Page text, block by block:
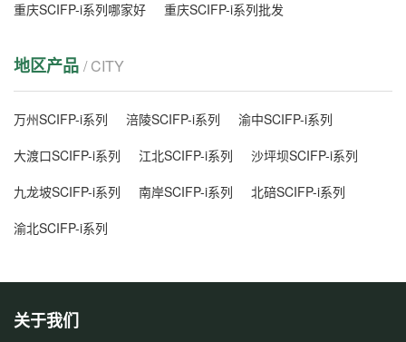
重庆SCIFP-i系列哪家好
重庆SCIFP-i系列批发
地区产品 / CITY
万州SCIFP-i系列 涪陵SCIFP-i系列
渝中SCIFP-i系列
大渡口SCIFP-i系列
江北SCIFP-i系列
沙坪坝SCIFP-i系列
九龙坡SCIFP-i系列
南岸SCIFP-i系列
北碚SCIFP-i系列
渝北SCIFP-i系列
关于我们